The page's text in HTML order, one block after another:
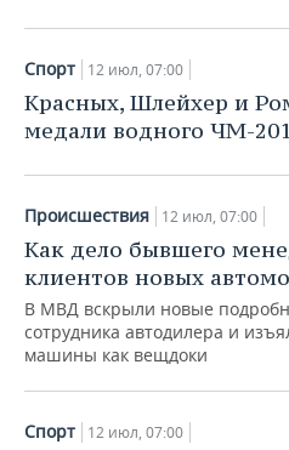
Спорт 12 июл, 07:00
Красных, Шлейхер и
медали водного ЧМ-
Происшествия 12 июл, 07:00
Как дело бывшего
клиентов новых
В МВД вскрыли новые
сотрудника автодилера и
машины как вещдоки
Спорт 12 июл, 07:00